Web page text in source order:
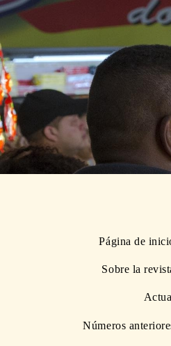
Página de
Sobre la
Números